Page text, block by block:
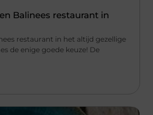
Balinees restaurant in
restaurant in het altijd gezellige
de enige goede keuze! De